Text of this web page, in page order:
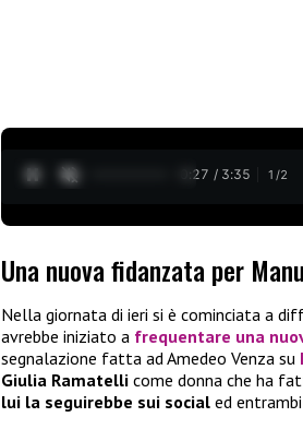
0:28 / 3:35 1 /2
Una nuova fidanzata per
Nella giornata di ieri si è cominciata a
avrebbe iniziato a frequentare una
segnalazione fatta ad Amedeo Venza su
Giulia Ramatelli come donna che ha
lui la seguirebbe sui social ed